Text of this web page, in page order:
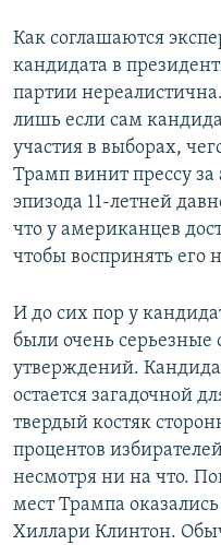
Как соглашаются
кандидата в
партии
лишь если сам
участия в выборах,
Трамп винит прессу за
эпизода 11-летней
что у американцев
чтобы воспринять его
И до сих пор у
были очень серьезные
утверждений.
остается загадочной
твердый костяк
процентов
несмотря ни на что.
мест Трампа
Хиллари Клинтон.